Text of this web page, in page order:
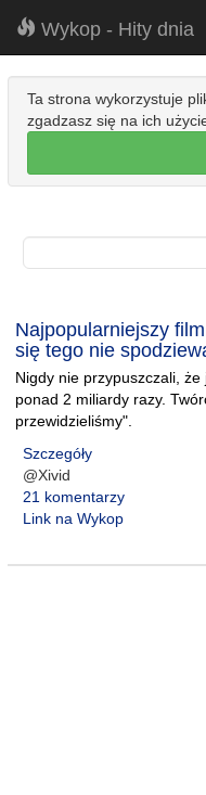
Wykop - Hity dnia
Ta strona wykorzystuje
zgadzasz się na ich
Najpopularniejszy
się tego nie
Nigdy nie przypuszczali,
ponad 2 miliardy razy.
przewidzieliśmy".
Szczegóły
@Xivid
21 komentarzy
Link na Wykop